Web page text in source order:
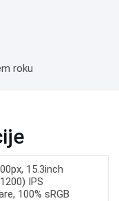
roku
15.3inch
IPS
100% sRGB